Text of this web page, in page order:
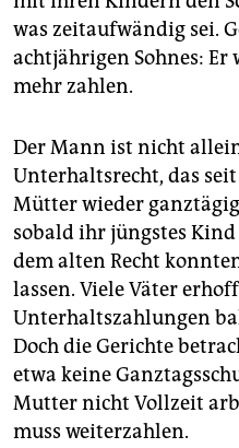
was zeitaufwändig sei.
achtjährigen Sohnes:
mehr zahlen.
Der Mann ist nicht
Unterhaltsrecht, das
Mütter wieder
sobald ihr jüngstes
dem alten Recht
lassen. Viele Väter
Unterhaltszahlungen
Doch die Gerichte
etwa keine
Mutter nicht Vollzeit
muss weiterzahlen.